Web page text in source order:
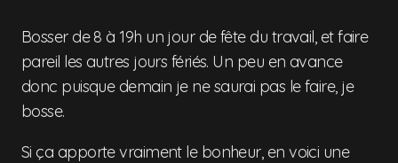
Bosser de 8 à 19h un jour de fête du travail, et faire
pareil les autres jours fériés. Un peu en avance
donc puisque demain je ne saurai pas le faire, je
bosse.
Si ça apporte vraiment le bonheur, en voici une